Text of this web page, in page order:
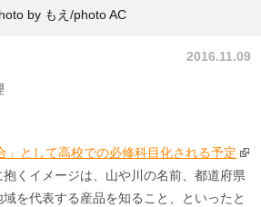
by もえ/photo AC
2016.11.09
」として高校での必修科目化される予定
くイメージは、山や川の名前、都道府県
を代表する産品を知ること、といったと